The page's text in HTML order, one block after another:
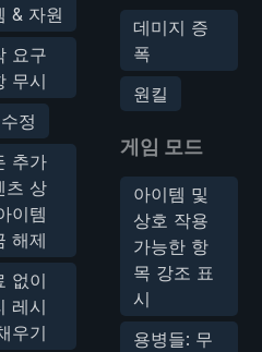
& 자원
요구
무시
정
추가
츠 상
이템
해제
없이
레시
우기
데미지 증
폭
원킬
게임 모드
아이템 및
상호 작용
가능한 항
목 강조 표
시
용병들: 무